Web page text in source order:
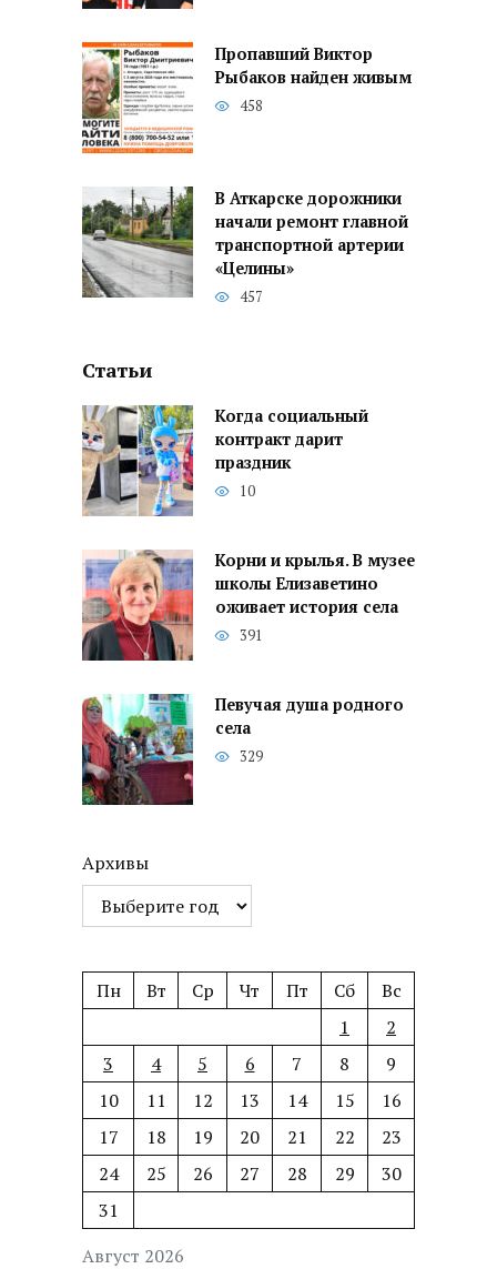
Пропавший Виктор
Рыбаков найден живым
458
В Аткарске дорожники
начали ремонт главной
транспортной артерии
«Целины»
457
Статьи
Когда социальный
контракт дарит
праздник
10
Корни и крылья. В музее
школы Елизаветино
оживает история села
391
Певучая душа родного
села
329
Архивы
Август 2026
Пн Вт Ср Чт Пт Сб
Вс
1
2
3
4 5 6 7 8
9
10
11 12 13 14 15
16
17
18 19 20 21 22
23
24
25 26 27 28 29
30
31